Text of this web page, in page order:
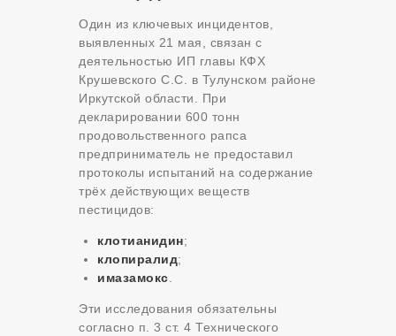
Один из ключевых инцидентов,
выявленных 21 мая, связан с
деятельностью ИП главы КФХ
Крушевского С.С. в Тулунском районе
Иркутской области. При
декларировании 600 тонн
продовольственного рапса
предприниматель не предоставил
протоколы испытаний на содержание
трёх действующих веществ
пестицидов:
клотианидин;
клопиралид;
имазамокс
Эти исследования обязательны
согласно п. 3 ст. 4 Технического